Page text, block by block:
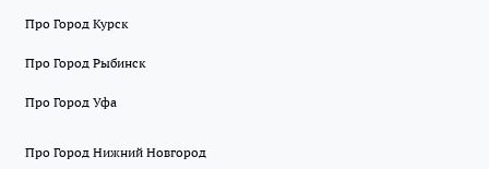
Про Город Курск
Про Город Рыбинск
Про Город Уфа
Про Город Нижний Новгород